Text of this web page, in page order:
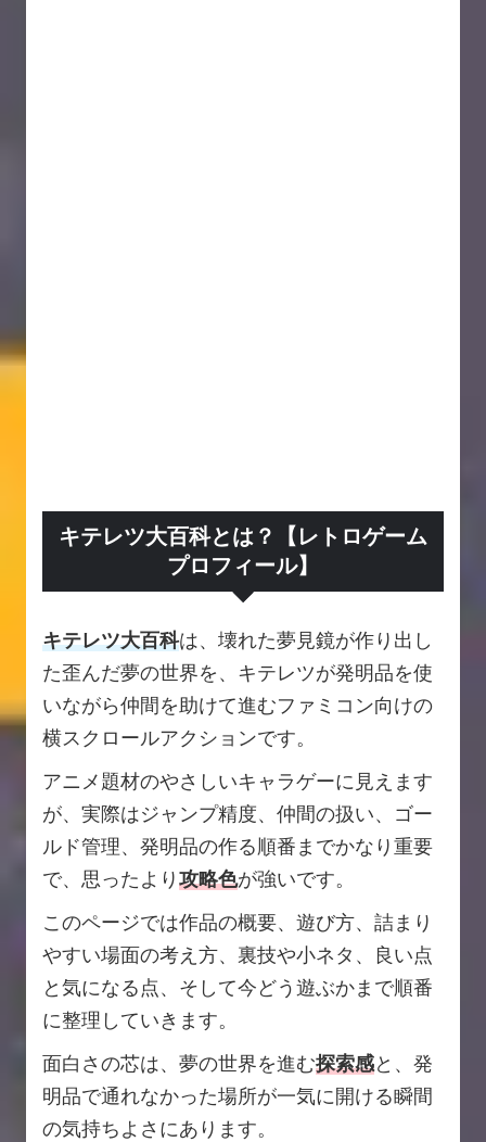
キテレツ大百科とは？【レトロゲーム
プロフィール】
キテレツ大百科は、壊れた夢見鏡が作り出し
た歪んだ夢の世界を、キテレツが発明品を使
いながら仲間を助けて進むファミコン向けの
横スクロールアクションです。
アニメ題材のやさしいキャラゲーに見えます
が、実際はジャンプ精度、仲間の扱い、ゴー
ルド管理、発明品の作る順番までかなり重要
で、思ったより攻略色が強いです。
このページでは作品の概要、遊び方、詰まり
やすい場面の考え方、裏技や小ネタ、良い点
と気になる点、そして今どう遊ぶかまで順番
に整理していきます。
面白さの芯は、夢の世界を進む探索感と、発
明品で通れなかった場所が一気に開ける瞬間
の気持ちよさにあります。